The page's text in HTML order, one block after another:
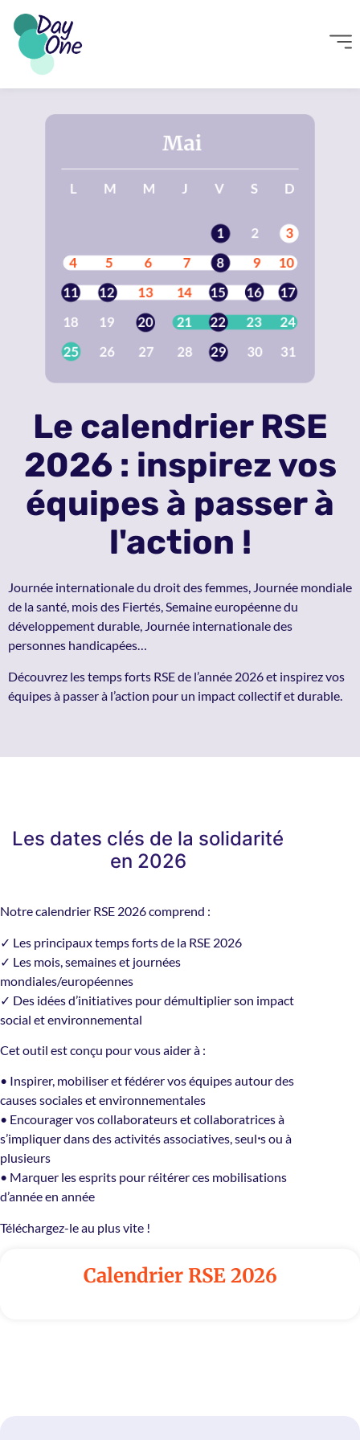
Le calendrier RSE
2026 : inspirez vos
équipes à passer à
l'action !
Journée internationale du droit des femmes, Journée mondiale
de la santé, mois des Fiertés, Semaine européenne du
développement durable, Journée internationale des
personnes handicapées…
Découvrez les temps forts RSE de l’année 2026 et inspirez vos
équipes à passer à l’action pour un impact collectif et durable.
Les dates clés de la solidarité
en 2026
Notre calendrier RSE 2026 comprend :
✓ Les principaux temps forts de la RSE 2026
✓ Les mois, semaines et journées
mondiales/européennes
✓ Des idées d’initiatives pour démultiplier son impact
social et environnemental
Cet outil est conçu pour vous aider à :
• Inspirer, mobiliser et fédérer vos équipes autour des
causes sociales et environnementales
• Encourager vos collaborateurs et collaboratrices à
s’impliquer dans des activités associatives, seul⸱s ou à
plusieurs
• Marquer les esprits pour réitérer ces mobilisations
d’année en année
Téléchargez-le au plus vite !
Calendrier RSE 2026